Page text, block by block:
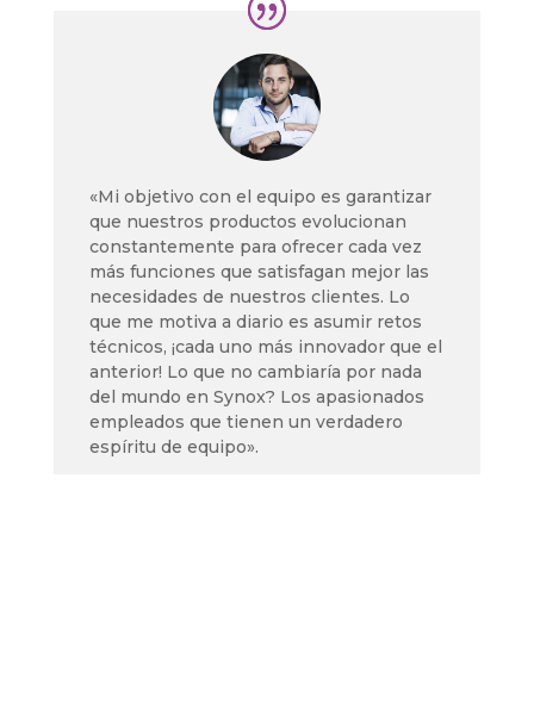
«Mi objetivo con el equipo es garantizar
que nuestros productos evolucionan
constantemente para ofrecer cada vez
más funciones que satisfagan mejor las
necesidades de nuestros clientes. Lo
que me motiva a diario es asumir retos
técnicos, ¡cada uno más innovador que el
anterior! Lo que no cambiaría por nada
del mundo en Synox? Los apasionados
empleados que tienen un verdadero
espíritu de equipo».